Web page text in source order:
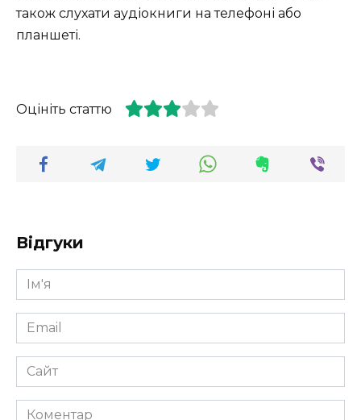
також слухати аудіокниги на телефоні або
планшеті.
Оцініть статтю
Відгуки
Ім'я
*
Email
*
Сайт
Коментар